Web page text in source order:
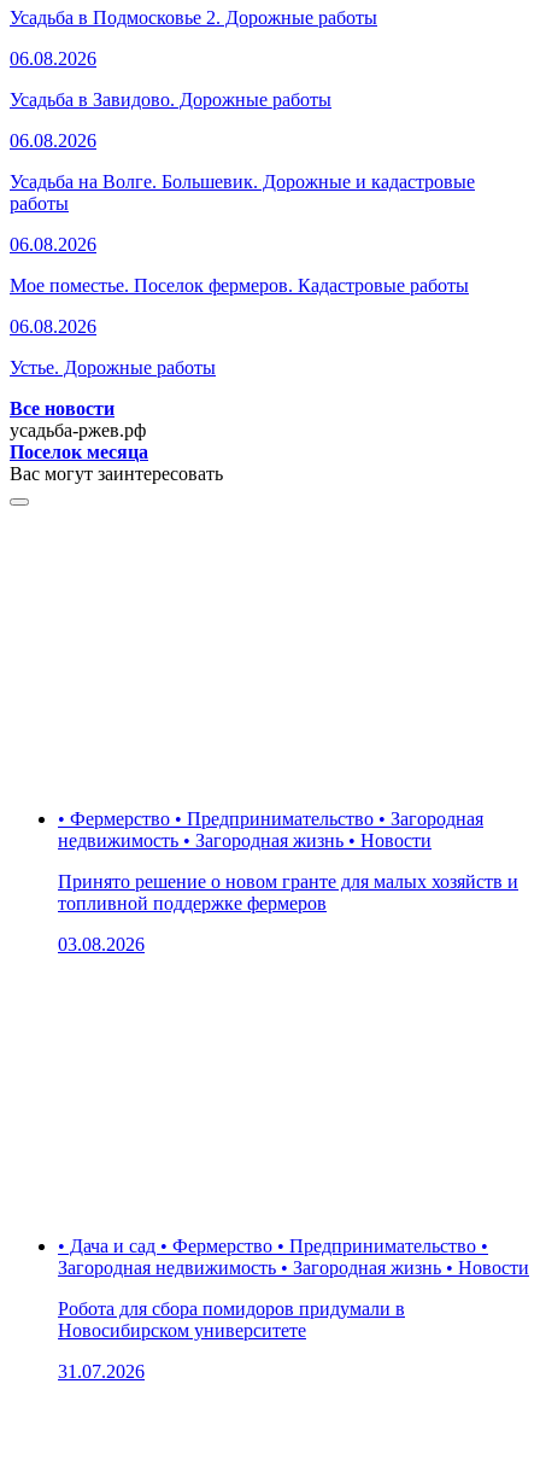
Усадьба в Подмосковье 2. Дорожные работы
06.08.2026
Усадьба в Завидово. Дорожные работы
06.08.2026
Усадьба на Волге. Большевик. Дорожные и кадастровые
работы
06.08.2026
Мое поместье. Поселок фермеров. Кадастровые работы
06.08.2026
Устье. Дорожные работы
Все новости
усадьба-ржев.рф
Поселок месяца
Вас могут заинтересовать
• Фермерство • Предпринимательство • Загородная
недвижимость • Загородная жизнь • Новости
Принято решение о новом гранте для малых хозяйств и
топливной поддержке фермеров
03.08.2026
• Дача и сад • Фермерство • Предпринимательство •
Загородная недвижимость • Загородная жизнь • Новости
Робота для сбора помидоров придумали в
Новосибирском университете
31.07.2026